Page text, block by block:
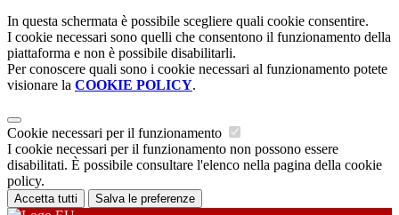
In questa schermata è possibile scegliere quali cookie consentire.
I cookie necessari sono quelli che consentono il funzionamento della
piattaforma e non è possibile disabilitarli.
Per conoscere quali sono i cookie necessari al funzionamento potete
visionare la COOKIE POLICY.
Cookie necessari per il funzionamento
I cookie necessari per il funzionamento non possono essere
disabilitati. È possibile consultare l'elenco nella pagina della cookie
policy.
Accetta tutti Salva le preferenze